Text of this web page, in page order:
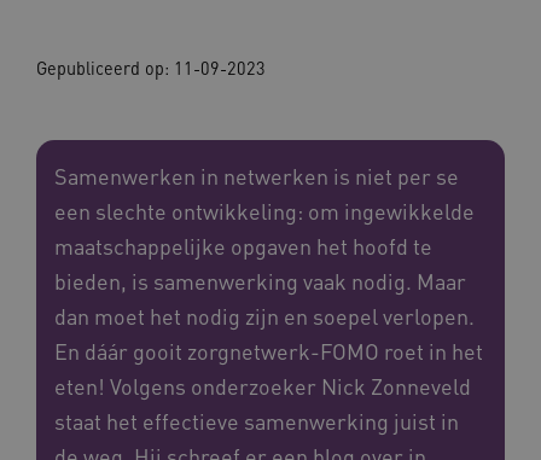
Gepubliceerd op: 11-09-2023
Samenwerken in netwerken is niet per se
een slechte ontwikkeling: om ingewikkelde
maatschappelijke opgaven het hoofd te
bieden, is samenwerking vaak nodig. Maar
dan moet het nodig zijn en soepel verlopen.
En dáár gooit zorgnetwerk-FOMO roet in het
eten! Volgens onderzoeker Nick Zonneveld
staat het effectieve samenwerking juist in